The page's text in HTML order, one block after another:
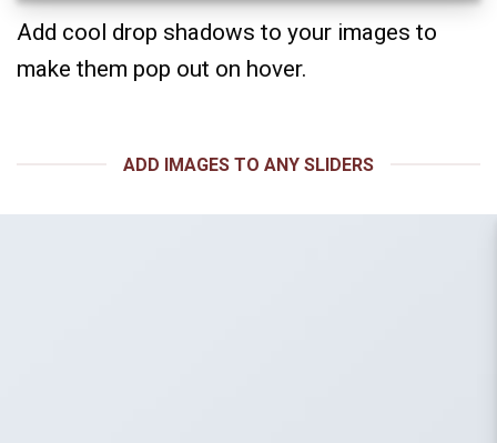
Add cool drop shadows to your images to
make them pop out on hover.
ADD IMAGES TO ANY SLIDERS